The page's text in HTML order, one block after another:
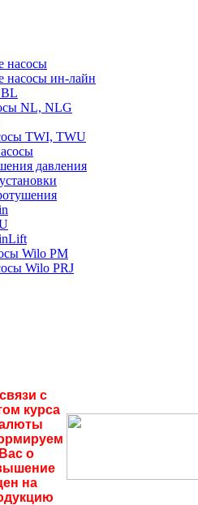
насосы
насосы ин-лайн
NL, NLG
TWI, TWU
давления
Wilo PM
Wilo PRJ
с
курса
Вас о
на